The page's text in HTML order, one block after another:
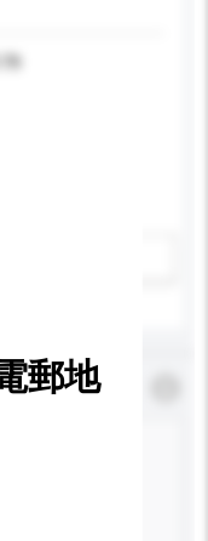
*必須填寫
郵地